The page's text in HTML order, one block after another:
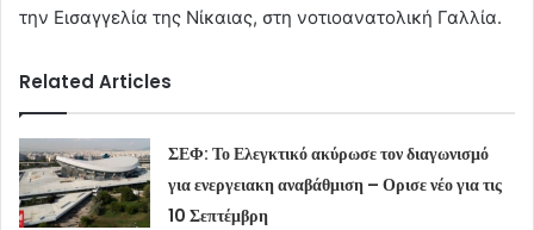
την Εισαγγελία της Νίκαιας, στη νοτιοανατολική Γαλλία.
Related Articles
ΣΕΦ: Το Ελεγκτικό ακύρωσε τον διαγωνισμό
για ενεργειακη αναβάθμιση – Ορισε νέο για τις
10 Σεπτέμβρη